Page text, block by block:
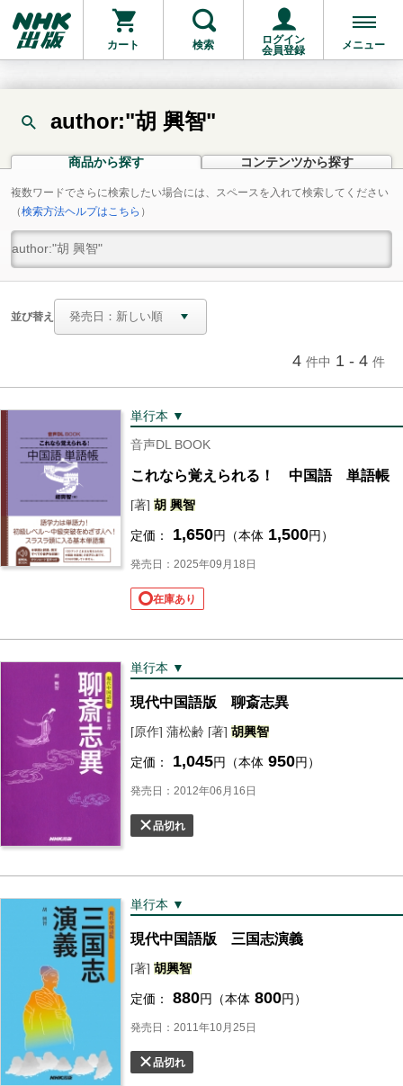
カート 検索
ログイン
会員登録
メニュー
author:"胡 興智"
商品から探す コンテンツから探す
複数ワードでさらに検索したい場合には、スペースを入れて検索してください
（検索方法ヘルプはこちら ）
並び替え
4 件中 1 - 4 件
単行本 ▼
音声DL BOOK
これなら覚えられる！ 中国語 単語帳
[著] 胡 興智
定価： 1,650円（本体 1,500円）
発売日：2025年09月18日
在庫あり
単行本 ▼
現代中国語版 聊斎志異
[原作] 蒲松齢 [著] 胡興智
定価： 1,045円（本体 950円）
発売日：2012年06月16日
品切れ
単行本 ▼
現代中国語版 三国志演義
[著] 胡興智
定価： 880円（本体 800円）
発売日：2011年10月25日
品切れ